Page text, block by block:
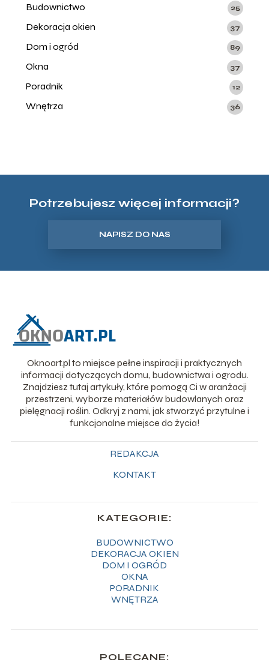
Budownictwo 25
Dekoracja okien 37
Dom i ogród 89
Okna 37
Poradnik 12
Wnętrza 36
Potrzebujesz więcej informacji?
NAPISZ DO NAS
Oknoart.pl to miejsce pełne inspiracji i praktycznych
informacji dotyczących domu, budownictwa i ogrodu.
Znajdziesz tutaj artykuły, które pomogą Ci w aranżacji
przestrzeni, wyborze materiałów budowlanych oraz
pielęgnacji roślin. Odkryj z nami, jak stworzyć przytulne i
funkcjonalne miejsce do życia!
REDAKCJA
KONTAKT
KATEGORIE:
BUDOWNICTWO
DEKORACJA OKIEN
DOM I OGRÓD
OKNA
PORADNIK
WNĘTRZA
POLECANE: